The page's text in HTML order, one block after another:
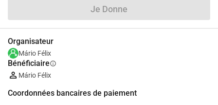
Je Donne
Organisateur
Mário Félix
Bénéficiaireinfo
Mário Félix
Coordonnées bancaires de paiement